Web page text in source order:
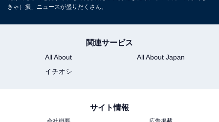
きゃ）損」ニュースが盛りだくさん。
関連サービス
All About
All About Japan
イチオシ
サイト情報